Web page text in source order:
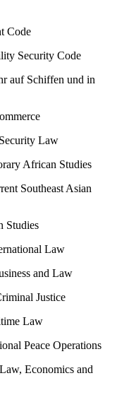
Code
Security Code
auf Schiffen und in
Law
African Studies
Southeast Asian
Studies
Law
and Law
Justice
Law
Peace Operations
Economics and